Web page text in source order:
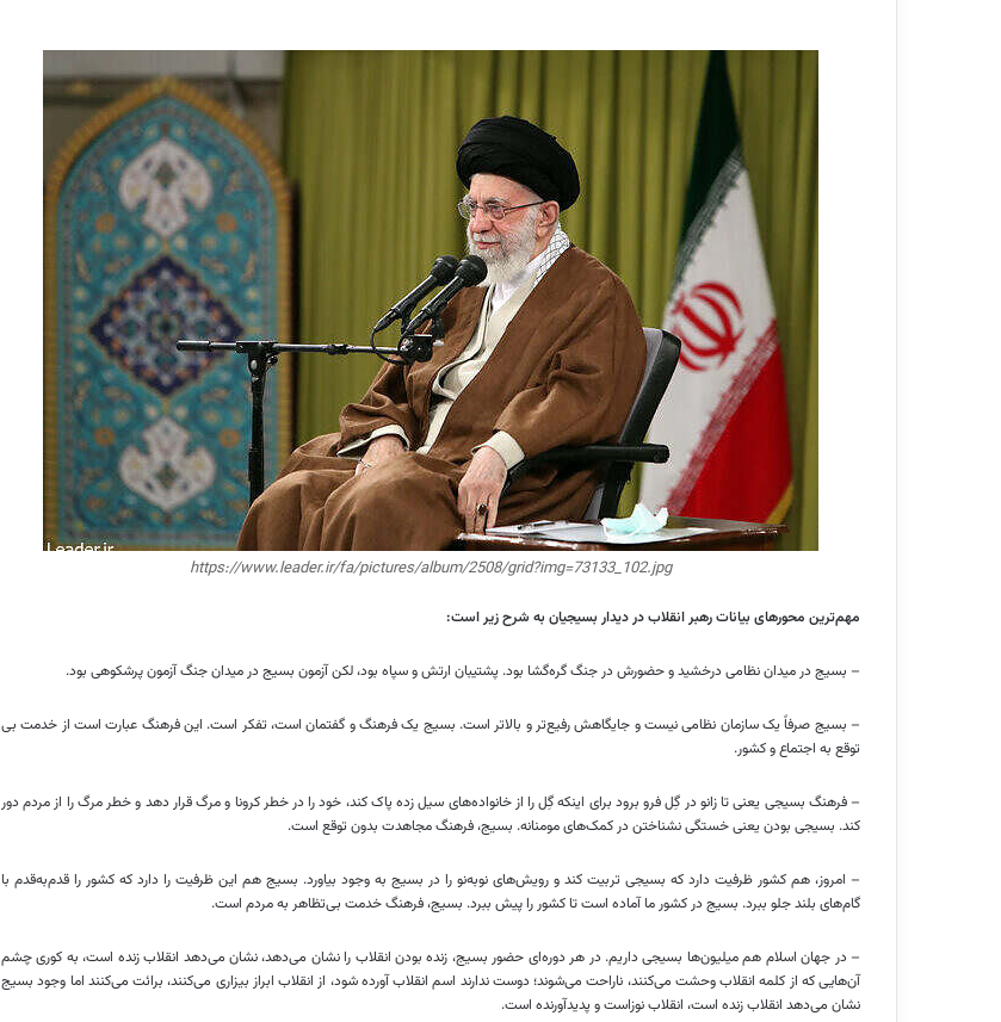
https://www.leader.ir/fa/pictures/album/2508/grid?img=73133_102.jpg
مهم‌ترین محورهای بیانات رهبر انقلاب در دیدار بسیجیان به شرح زیر است:
– بسیج در میدان نظامی درخشید و حضورش در جنگ گره‌گشا بود. پشتیبان ارتش و سپاه بود، لکن آزمون بسیج در میدان جنگ آزمون پرشکوهی بود.
– بسیج صرفاً یک سازمان نظامی نیست و جایگاهش رفیع‌تر و بالاتر است. بسیج یک فرهنگ و گفتمان است، تفکر است. این فرهنگ عبارت است از خدمت بی
توقع به اجتماع و کشور.
– فرهنگ بسیجی یعنی تا زانو در گِل فرو برود برای اینکه گِل را از خانواده‌های سیل زده پاک کند، خود را در خطر کرونا و مرگ قرار دهد و خطر مرگ را از مردم دور
کند. بسیجی بودن یعنی خستگی نشناختن در کمک‌های مومنانه. بسیج، فرهنگ مجاهدت بدون توقع است.
– امروز، هم کشور ظرفیت دارد که بسیجی تربیت کند و رویش‌های نوبه‌نو را در بسیج به وجود بیاورد. بسیج هم این ظرفیت را دارد که کشور را قدم‌به‌قدم با
گام‌های بلند جلو ببرد. بسیج در کشور ما آماده است تا کشور را پیش ببرد. بسیج، فرهنگ خدمت بی‌تظاهر به مردم است.
– در جهان اسلام هم میلیون‌ها بسیجی داریم. در هر دوره‌ای حضور بسیج، زنده بودن انقلاب را نشان می‌دهد، نشان می‌دهد انقلاب زنده است، به کوری چشم
آن‌هایی که از کلمه انقلاب وحشت می‌کنند، ناراحت می‌شوند؛ دوست ندارند اسم انقلاب آورده شود، از انقلاب ابراز بیزاری می‌کنند، برائت می‌کنند اما وجود بسیج
نشان می‌دهد انقلاب زنده است، انقلاب نوزاست و پدیدآورنده است.